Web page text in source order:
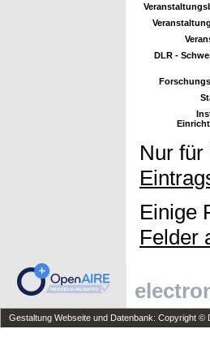
DLR -
Nur
Einige
Felder
Gestaltung Webseite und Datenbank: Copyright